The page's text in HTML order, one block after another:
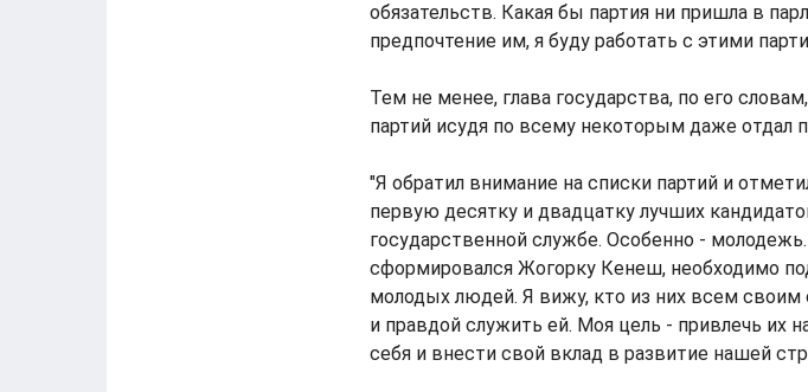
обязательств. Какая бы партия ни пришла в
предпочтение им, я буду работать с этими
Тем не менее, глава государства, по его
партий исудя по всему некоторым даже отдал
"Я обратил внимание на списки партий и
первую десятку и двадцатку лучших
государственной службе. Особенно -
сформировался Жогорку Кенеш, необходимо
молодых людей. Я вижу, кто из них всем
и правдой служить ей. Моя цель - привлечь их
себя и внести свой вклад в развитие нашей